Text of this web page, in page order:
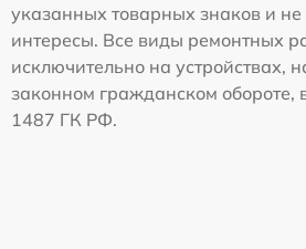
указанных товарных знаков и не
интересы. Все виды ремонтных
исключительно на устройствах,
законном гражданском обороте, в
1487 ГК РФ.